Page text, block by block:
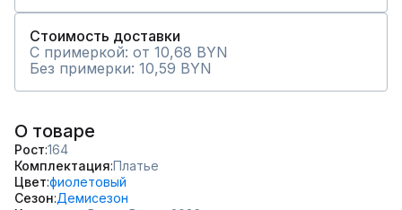
Стоимость доставки
С примеркой: от 10,68 BYN
Без примерки: 10,59 BYN
О товаре
Рост 164
Комплектация Платье
Цвет фиолетовый
Сезон Демисезон